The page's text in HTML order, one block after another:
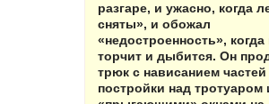
разгаре, и ужасно, когда
сняты», и обожал
«недостроенность», когда
торчит и дыбится. Он
трюк с нависанием частей
постройки над тротуаром